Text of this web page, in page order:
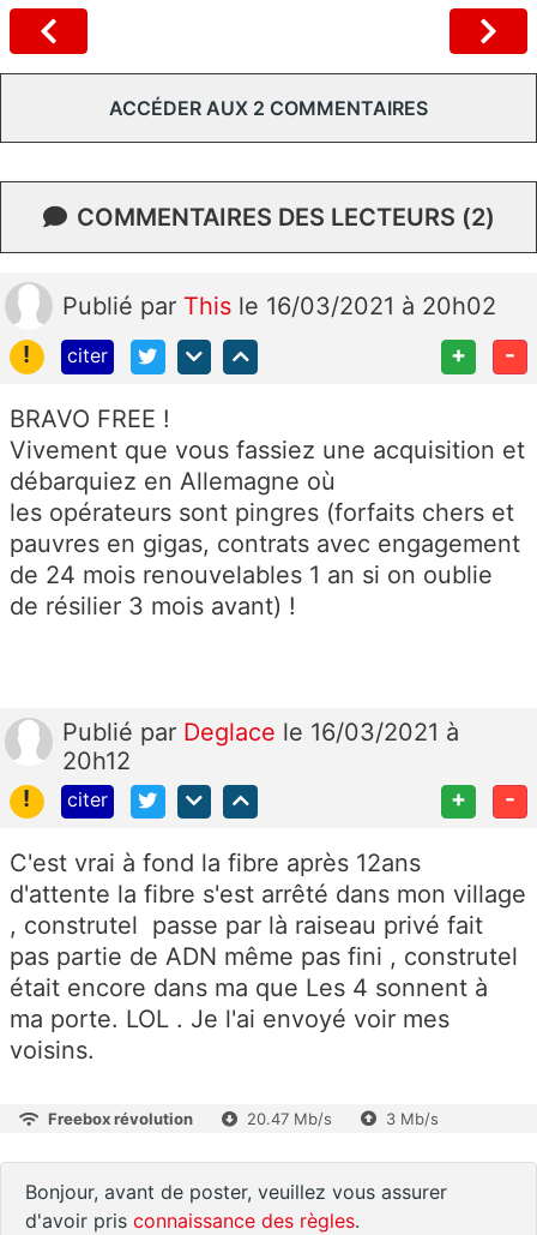
ACCÉDER AUX 2 COMMENTAIRES
COMMENTAIRES DES LECTEURS (2)
Publié par This le 16/03/2021 à 20h02
!
citer + -
BRAVO FREE !
Vivement que vous fassiez une acquisition et
débarquiez en Allemagne où
les opérateurs sont pingres (forfaits chers et
pauvres en gigas, contrats avec engagement
de 24 mois renouvelables 1 an si on oublie
de résilier 3 mois avant) !
Publié par Deglace le 16/03/2021 à
20h12
!
citer + -
C'est vrai à fond la fibre après 12ans
d'attente la fibre s'est arrêté dans mon village
, construtel passe par là raiseau privé fait
pas partie de ADN même pas fini , construtel
était encore dans ma que Les 4 sonnent à
ma porte. LOL . Je l'ai envoyé voir mes
voisins.
Freebox révolution 20.47 Mb/s 3 Mb/s
Bonjour, avant de poster, veuillez vous assurer
d'avoir pris connaissance des règles.